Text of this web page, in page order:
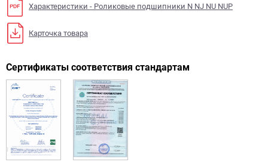
Характеристики - Роликовые подшипники N NJ NU NUP
Карточка товара
Сертификаты соответствия стандартам